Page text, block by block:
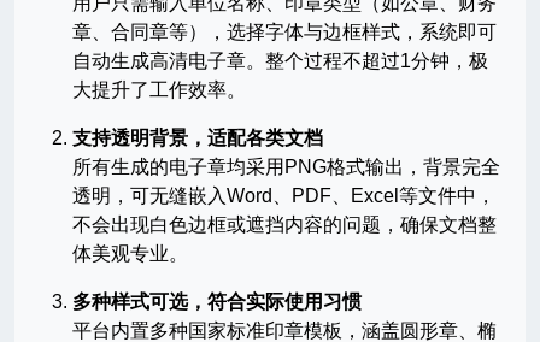
章、合同章等），选择字体与边框样式，系统即可
自动生成高清电子章。整个过程不超过1分钟，极
大提升了工作效率。
支持透明背景，适配各类文档
所有生成的电子章均采用PNG格式输出，背景完全
透明，可无缝嵌入Word、PDF、Excel等文件中，
不会出现白色边框或遮挡内容的问题，确保文档整
体美观专业。
多种样式可选，符合实际使用习惯
平台内置多种国家标准印章模板，涵盖圆形章、椭